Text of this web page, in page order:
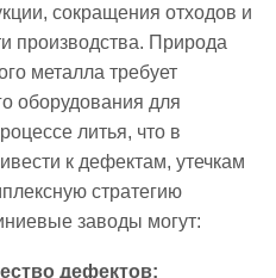
сокращения отходов и
производства. Природа
металла требует
оборудования для
литья, что в
к дефектам, утечкам
стратегию
заводы могут:
дефектов: